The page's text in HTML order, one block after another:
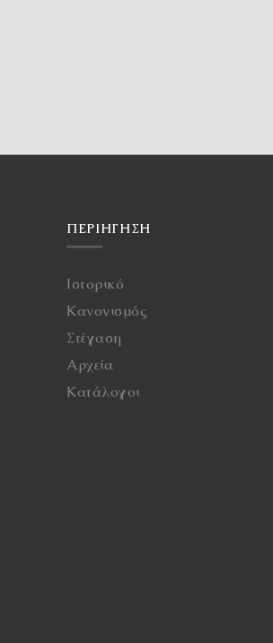
ΠΕΡΙΉΓΗΣΗ
Ιστορικό
Κανονισμός
Στέγαση
Αρχεία
Κατάλογοι